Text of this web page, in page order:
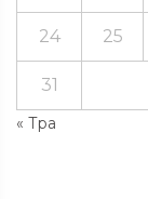
« Тра
24 25
31